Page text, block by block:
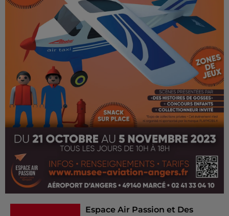
Espace Air Passion et Des